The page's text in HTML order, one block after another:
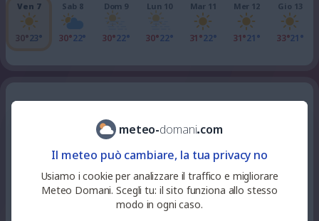
Ven 7
30°23°
Sab 8
30°22°
Dom 9
30°22°
Lun 10
30°22°
Mar 11
31°22°
Mer 12
31°21°
Gio 13
33°21°
24° UV 0
sereno
14%
UV 0
sereno
meteo-domani.com
Il meteo può cambiare, la tua privacy no
Usiamo i cookie per analizzare il traffico e migliorare
Meteo Domani. Scegli tu: il sito funziona allo stesso
modo in ogni caso.